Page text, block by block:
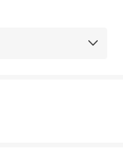
